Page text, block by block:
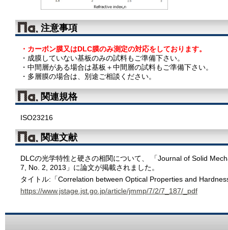
注意事項
・カーボン膜又はDLC膜のみ測定の対応をしております。
・成膜していない基板のみの試料もご準備下さい。
・中間層がある場合は基板＋中間層の試料もご準備下さい。
・多層膜の場合は、別途ご相談ください。
関連規格
ISO23216
関連文献
DLCの光学特性と硬さの相関について、 「Journal of Solid
7, No. 2, 2013」に論文が掲載されました。
タイトル:「Correlation between Optical Properties and
https://www.jstage.jst.go.jp/article/jmmp/7/2/7_187/_pdf